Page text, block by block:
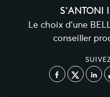
Le choix d’une
conseiller